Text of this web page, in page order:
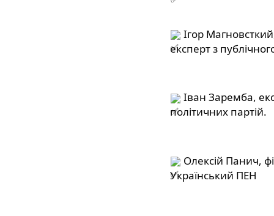
Ігор
експерт з
Іван Заремба,
політичних партій.
Олексій Панич,
Український ПЕН